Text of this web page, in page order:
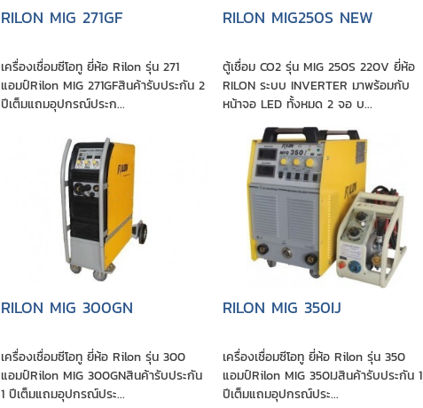
RILON MIG 271GF
เครื่องเชื่อมซีโอทู ยี่ห้อ Rilon รุ่น 271
แอมป์Rilon MIG 271GFสินค้ารับประกัน 2
ปีเต็มแถมอุปกรณ์ประก...
RILON MIG250S NEW
ตู้เชื่อม CO2 รุ่น MIG 250S 220V ยี่ห้อ
RILON ระบบ INVERTER มาพร้อมกับ
หน้าจอ LED ทั้งหมด 2 จอ บ...
RILON MIG 300GN
เครื่องเชื่อมซีโอทู ยี่ห้อ Rilon รุ่น 300
แอมป์Rilon MIG 300GNสินค้ารับประกัน
1 ปีเต็มแถมอุปกรณ์ประ...
RILON MIG 350IJ
เครื่องเชื่อมซีโอทู ยี่ห้อ Rilon รุ่น 350
แอมป์Rilon MIG 350IJสินค้ารับประกัน 1
ปีเต็มแถมอุปกรณ์ประ...